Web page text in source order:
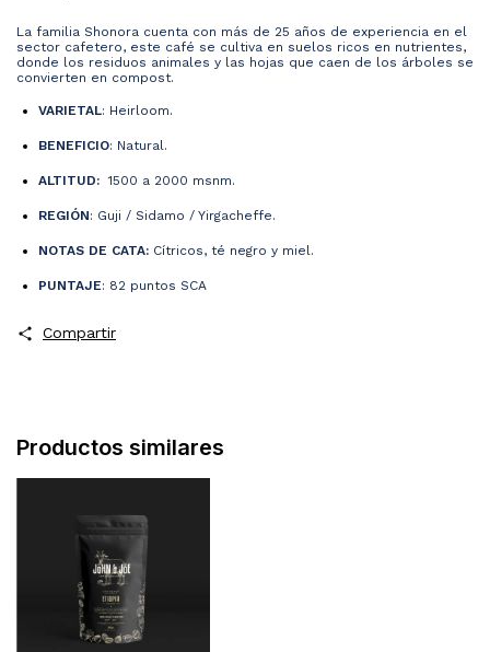
La familia Shonora cuenta con más de 25 años de experiencia en el
sector cafetero, este café se cultiva en suelos ricos en nutrientes,
donde los residuos animales y las hojas que caen de los árboles se
convierten en compost.
VARIETAL: Heirloom.
BENEFICIO: Natural.
ALTITUD: 1500 a 2000 msnm.
REGIÓN: Guji / Sidamo / Yirgacheffe.
NOTAS DE CATA: Cítricos, té negro y miel.
PUNTAJE: 82 puntos SCA
Compartir
Productos similares